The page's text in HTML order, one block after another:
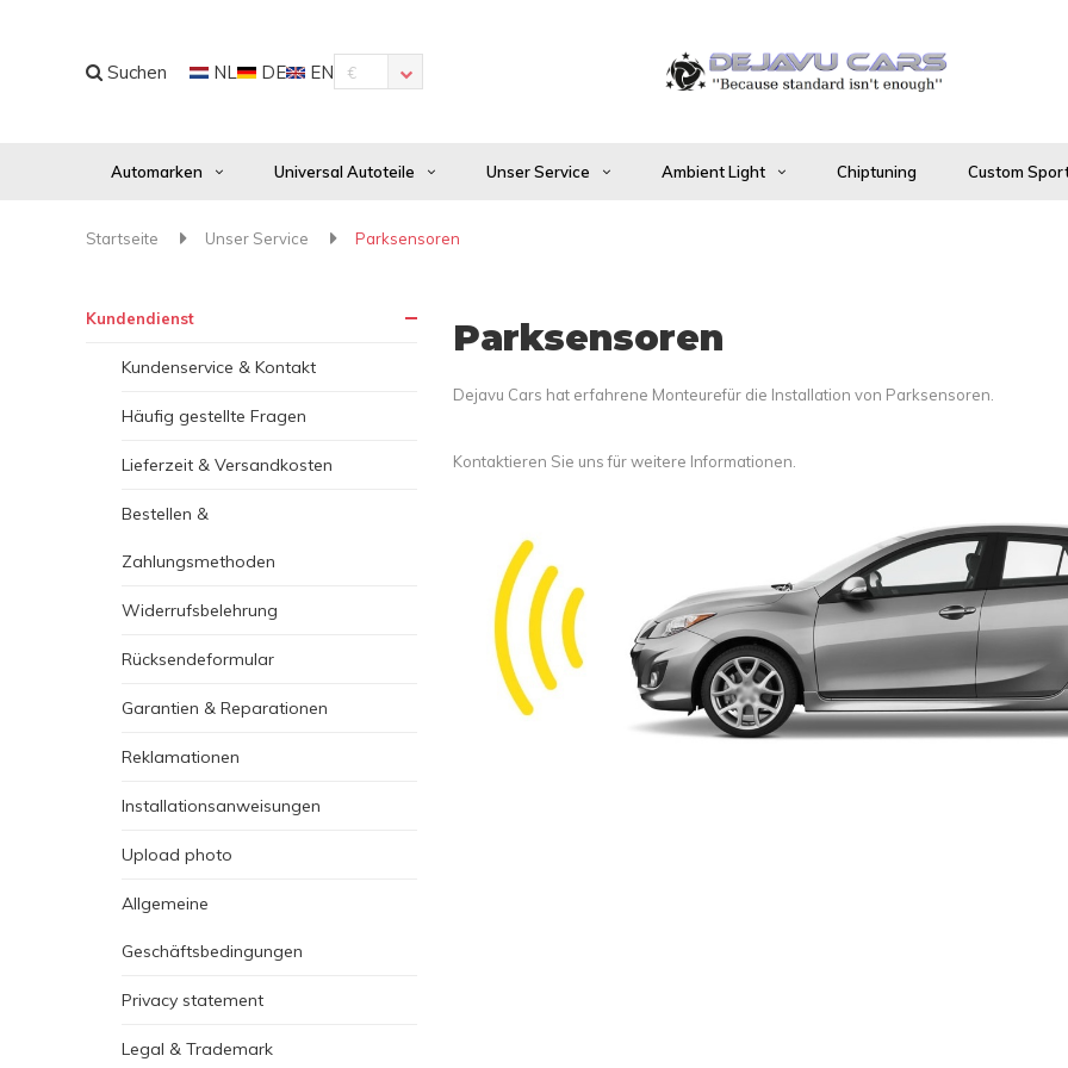
Suchen NL DE EN €
Automarken Universal Autoteile Unser Service Ambient Light Chiptuning Custom
Startseite Unser Service Parksensoren
Kundendienst
Kundenservice & Kontakt
Häufig gestellte Fragen
Lieferzeit & Versandkosten
Bestellen &
Zahlungsmethoden
Widerrufsbelehrung
Rücksendeformular
Garantien & Reparationen
Reklamationen
Installationsanweisungen
Upload photo
Allgemeine
Geschäftsbedingungen
Privacy statement
Legal & Trademark
Parksensoren
Dejavu Cars hat erfahrene Monteurefür die Installation von Parksensoren.
Kontaktieren Sie uns für weitere Informationen.